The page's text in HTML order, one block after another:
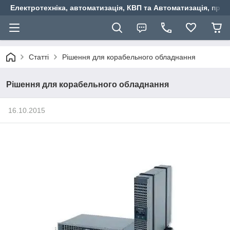
Електротехніка, автоматизація, КВП та Автоматизація,
Статті Рішення для корабельного обладнання
Рішення для корабельного обладнання
16.10.2015